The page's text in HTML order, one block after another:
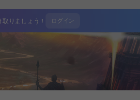
りましょう！ ログイン